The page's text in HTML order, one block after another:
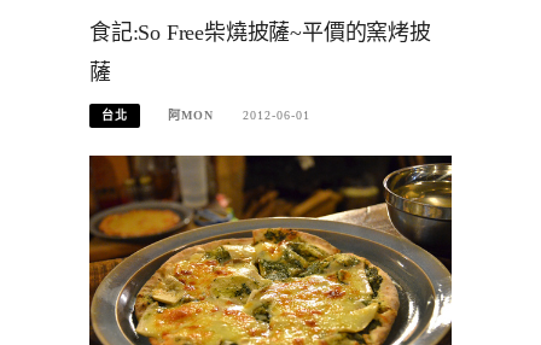
食記:So Free柴燒披薩~平價的窯烤披
薩
台北 阿MON 2012-06-01